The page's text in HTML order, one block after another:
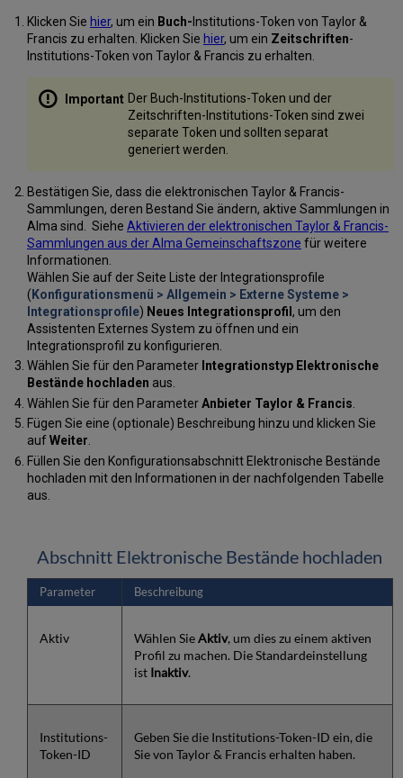
Klicken Sie hier, um ein Buch-Institutions-Token von Taylor &
Francis zu erhalten. Klicken Sie hier, um ein Zeitschriften-
Institutions-Token von Taylor & Francis zu erhalten.
Der Buch-Institutions-Token und der
Zeitschriften-Institutions-Token sind zwei
separate Token und sollten separat
generiert werden.
Bestätigen Sie, dass die elektronischen Taylor & Francis-
Sammlungen, deren Bestand Sie ändern, aktive Sammlungen in
Alma sind. Siehe Aktivieren der elektronischen Taylor & Francis-
Sammlungen aus der Alma Gemeinschaftszone für weitere
Informationen.
Wählen Sie auf der Seite Liste der Integrationsprofile
(Konfigurationsmenü > Allgemein > Externe Systeme >
Integrationsprofile) Neues Integrationsprofil, um den
Assistenten Externes System zu öffnen und ein
Integrationsprofil zu konfigurieren.
Wählen Sie für den Parameter Integrationstyp Elektronische
Bestände hochladen aus.
Wählen Sie für den ParameterAnbieter Taylor & Francis
Fügen Sie eine (optionale) Beschreibung hinzu und klicken Sie
aufWeiter
Füllen Sie den Konfigurationsabschnitt Elektronische Bestände
hochladen mit den Informationen in der nachfolgenden Tabelle
aus.
Abschnitt Elektronische Bestände hochladen
Parameter Beschreibung
Aktiv Wählen SieAktiv, um dies zu einem aktiven
Profil zu machen. Die Standardeinstellung
istInaktiv.
Institutions-
Token-ID
Geben Sie die Institutions-Token-ID ein, die
Sie von Taylor & Francis erhalten haben.